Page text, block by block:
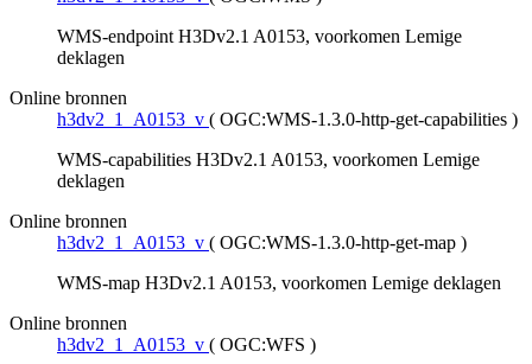
WMS-endpoint H3Dv2.1 A0153, voorkomen Lemige
deklagen
Online bronnen
h3dv2_1_A0153_v ( OGC:WMS-1.3.0-http-get-capabilities )
WMS-capabilities H3Dv2.1 A0153, voorkomen Lemige
deklagen
Online bronnen
h3dv2_1_A0153_v ( OGC:WMS-1.3.0-http-get-map )
WMS-map H3Dv2.1 A0153, voorkomen Lemige deklagen
Online bronnen
h3dv2_1_A0153_v ( OGC:WFS )